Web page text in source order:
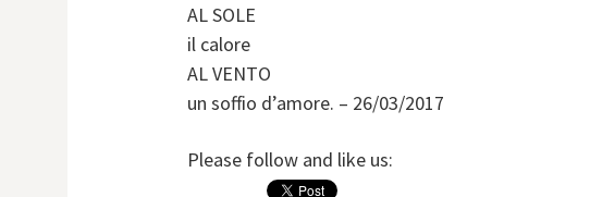
AL SOLE
il calore
AL VENTO
un soffio d’amore. – 26/03/2017
Please follow and like us: